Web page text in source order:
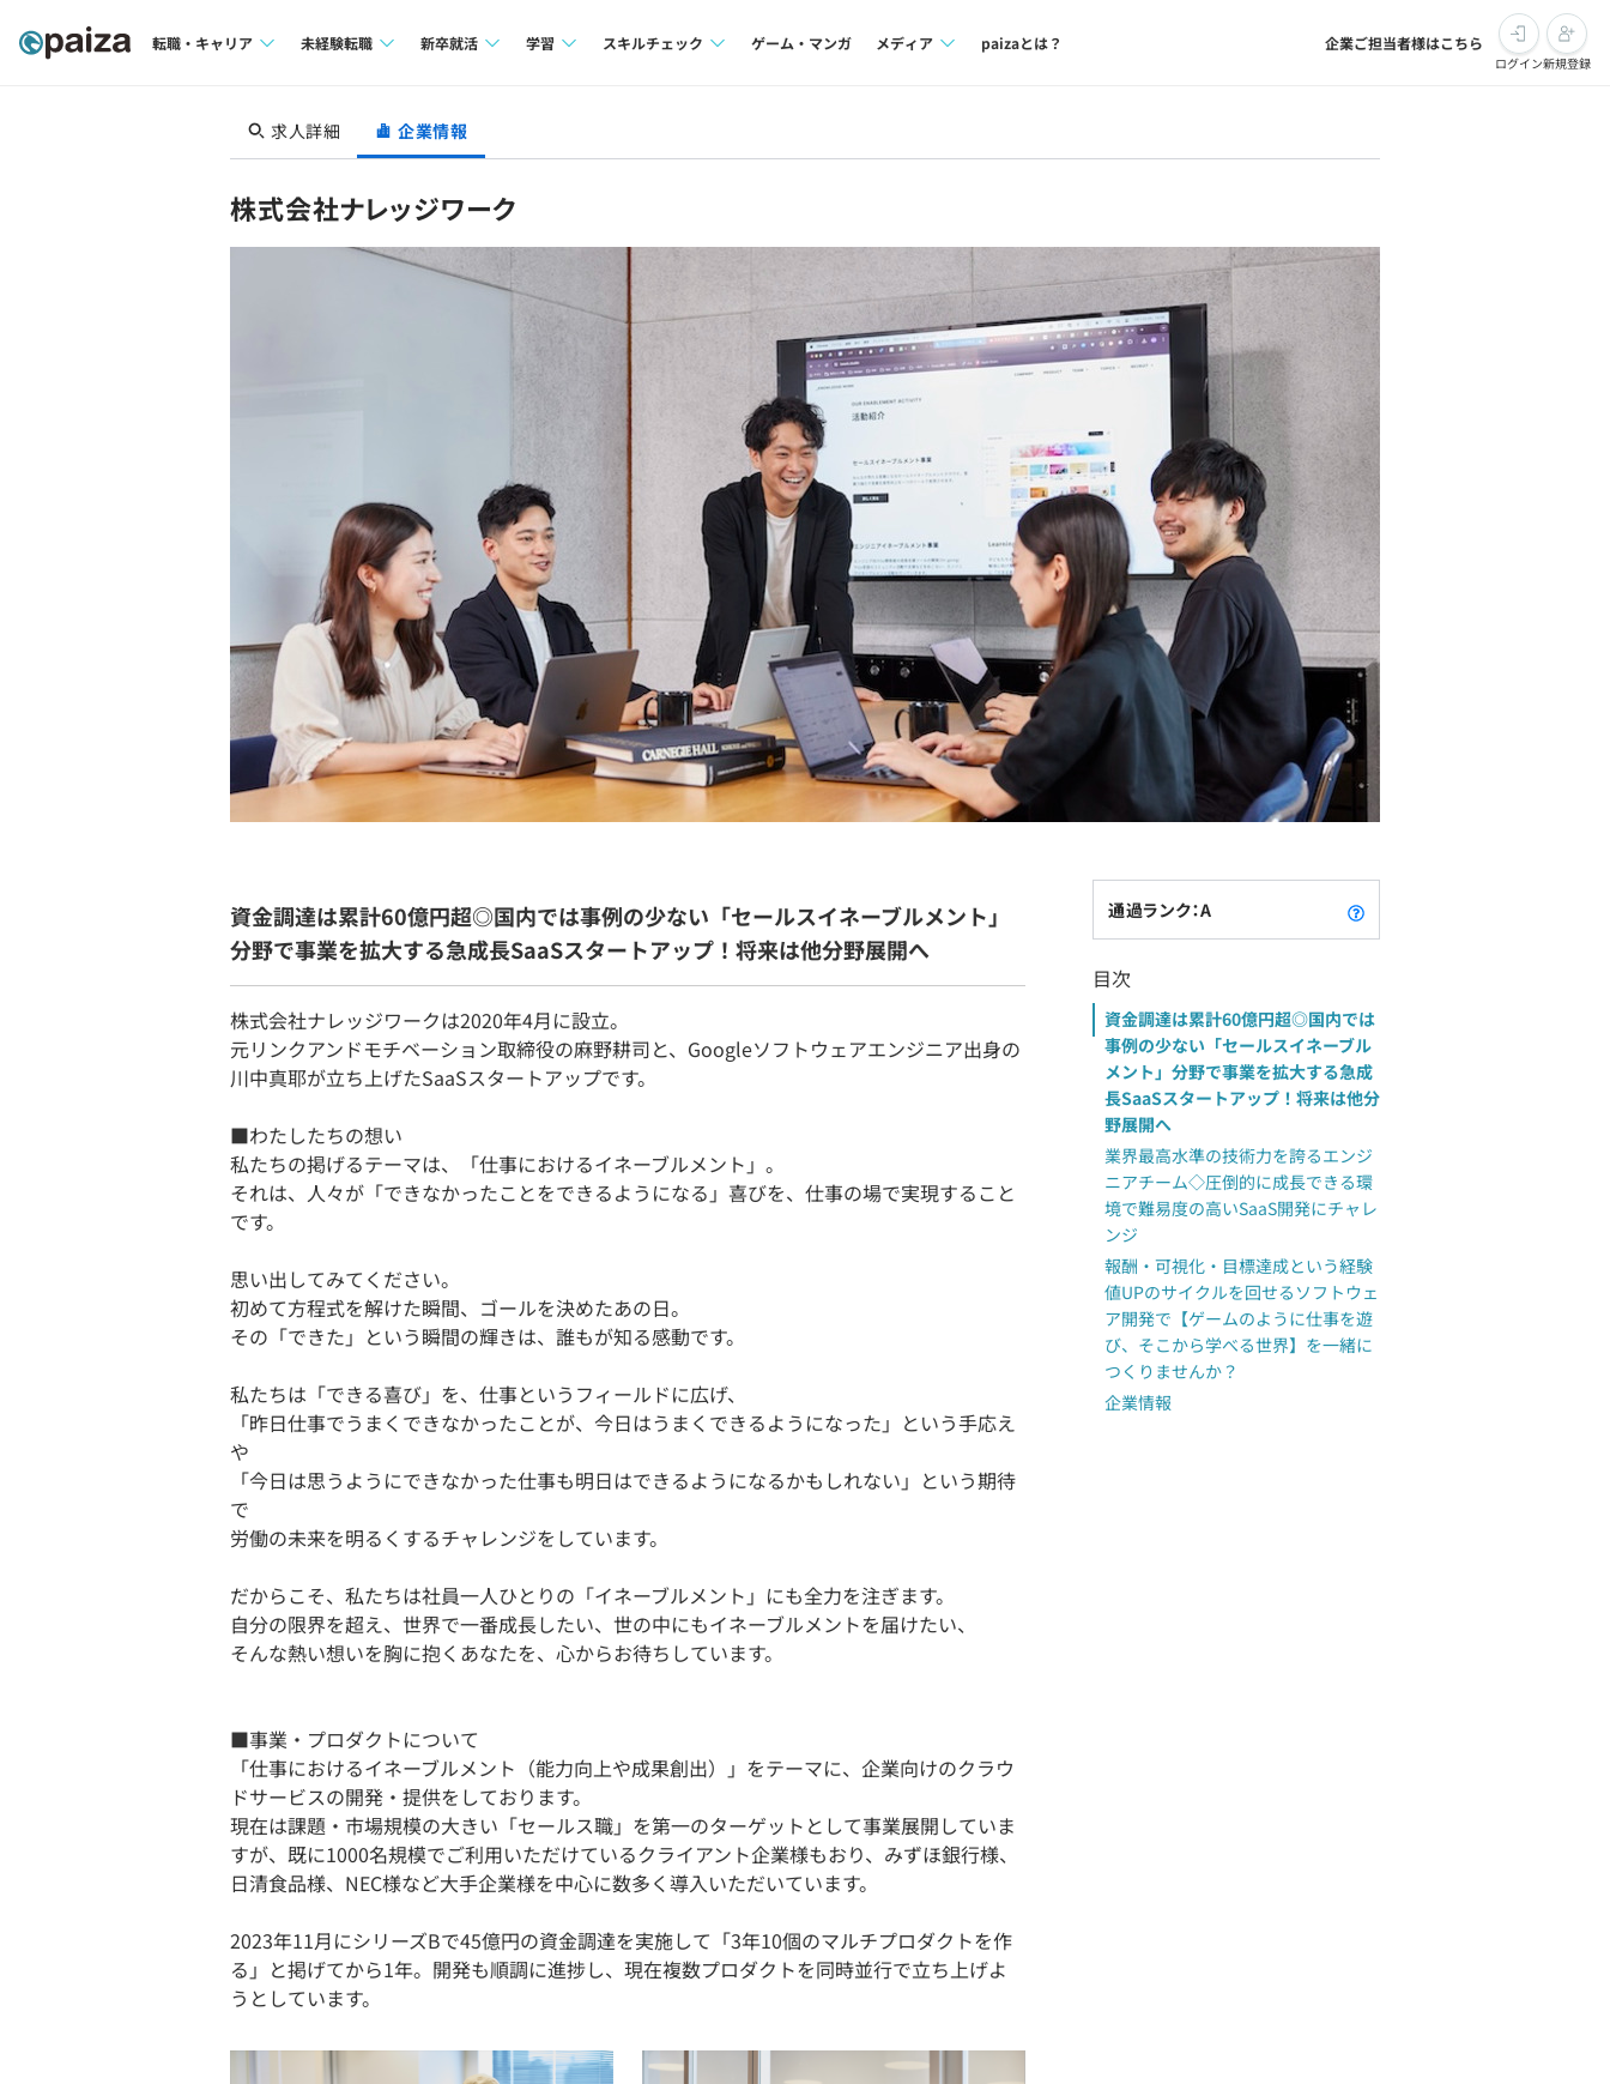
転職・キャリア
転職成功ガイド
未経験転職
求人検索
転職成功ガイド
新卒就活
本選考
新卒エージェント
学習
リファレンス
個人向けプラン
法人向けプラン
学校向けプラン
契約内容・クーポン
スキルチェック ゲーム・マンガ メディア paizaとは？ 企業ご担当者様はこちら
ログイン新規登録
求人詳細 企業情報
株式会社ナレッジワーク
資金調達は累計60億円超◎国内では事例の少ない「セールスイネーブルメント」
分野で事業を拡大する急成長SaaSスタートアップ！将来は他分野展開へ
株式会社ナレッジワークは2020年4月に設立。
元リンクアンドモチベーション取締役の麻野耕司と、Googleソフトウェアエンジニア出身の
川中真耶が立ち上げたSaaSスタートアップです。
■わたしたちの想い
私たちの掲げるテーマは、「仕事におけるイネーブルメント」。
それは、人々が「できなかったことをできるようになる」喜びを、仕事の場で実現すること
です。
思い出してみてください。
初めて方程式を解けた瞬間、ゴールを決めたあの日。
その「できた」という瞬間の輝きは、誰もが知る感動です。
私たちは「できる喜び」を、仕事というフィールドに広げ、
「昨日仕事でうまくできなかったことが、今日はうまくできるようになった」という手応え
や
「今日は思うようにできなかった仕事も明日はできるようになるかもしれない」という期待
で
労働の未来を明るくするチャレンジをしています。
だからこそ、私たちは社員一人ひとりの「イネーブルメント」にも全力を注ぎます。
自分の限界を超え、世界で一番成長したい、世の中にもイネーブルメントを届けたい、
そんな熱い想いを胸に抱くあなたを、心からお待ちしています。
■事業・プロダクトについて
「仕事におけるイネーブルメント（能力向上や成果創出）」をテーマに、企業向けのクラウ
ドサービスの開発・提供をしております。
現在は課題・市場規模の大きい「セールス職」を第一のターゲットとして事業展開していま
すが、既に1000名規模でご利用いただけているクライアント企業様もおり、みずほ銀行様、
日清食品様、NEC様など大手企業様を中心に数多く導入いただいています。
2023年11月にシリーズBで45億円の資金調達を実施して「3年10個のマルチプロダクトを作
る」と掲げてから1年。開発も順調に進捗し、現在複数プロダクトを同時並行で立ち上げよ
うとしています。
通過ランク：A
目次
資金調達は累計60億円超◎国内では
事例の少ない「セールスイネーブル
メント」分野で事業を拡大する急成
長SaaSスタートアップ！将来は他分
野展開へ
業界最高水準の技術力を誇るエンジ
ニアチーム◇圧倒的に成長できる環
境で難易度の高いSaaS開発にチャレ
ンジ
報酬・可視化・目標達成という経験
値UPのサイクルを回せるソフトウェ
ア開発で【ゲームのように仕事を遊
び、そこから学べる世界】を一緒に
つくりませんか？
企業情報